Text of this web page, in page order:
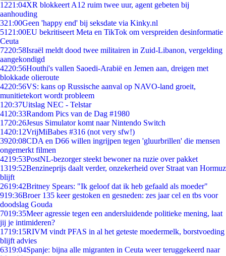
1221:04XR blokkeert A12 ruim twee uur, agent gebeten bij
aanhouding
321:00Geen 'happy end' bij seksdate via Kinky.nl
51 21:00EU bekritiseert Meta en TikTok om verspreiden desinformatie
Ceuta
7220:58Israël meldt dood twee militairen in Zuid-Libanon, vergelding
aangekondigd
4220:56Houthi's vallen Saoedi-Arabië en Jemen aan, dreigen met
blokkade olieroute
4220:56VS: kans op Russische aanval op NAVO-land groeit,
munitietekort wordt probleem
1 20:37Uitslag NEC - Telstar
41 20:33Random Pics van de Dag #1980
1720:26Jesus Simulator komt naar Nintendo Switch
1420:12VrijMiBabes #316 (not very sfw!)
3920:08CDA en D66 willen ingrijpen tegen 'gluurbrillen' die mensen
ongemerkt filmen
4219:53PostNL-bezorger steekt bewoner na ruzie over pakket
1319:52Benzineprijs daalt verder, onzekerheid over Straat van Hormuz
blijft
2619:42Britney Spears: "Ik geloof dat ik heb gefaald als moeder"
919:36Broer 135 keer gestoken en gesneden: zes jaar cel en tbs voor
doodslag Gouda
7019:35Meer agressie tegen een andersluidende politieke mening, laat
jij je intimideren?
1719:15RIVM vindt PFAS in al het geteste moedermelk, borstvoeding
blijft advies
6319:04Spanje: bijna alle migranten in Ceuta weer teruggekeerd naar